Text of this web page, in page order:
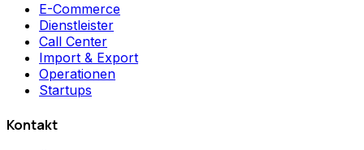
E-Commerce
Dienstleister
Call Center
Import & Export
Operationen
Startups
Kontakt